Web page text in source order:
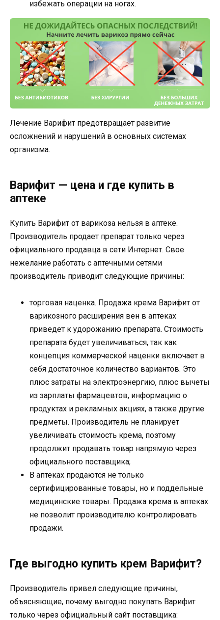
избежать операции на ногах.
Лечение Варифит предотвращает развитие
осложнений и нарушений в основных системах
организма.
Варифит — цена и где купить в
аптеке
Купить Варифит от варикоза нельзя в аптеке.
Производитель продает препарат только через
официального продавца в сети Интернет. Свое
нежелание работать с аптечными сетями
производитель приводит следующие причины:
торговая наценка. Продажа крема Варифит от
варикозного расширения вен в аптеках
приведет к удорожанию препарата. Стоимость
препарата будет увеличиваться, так как
концепция коммерческой наценки включает в
себя достаточное количество вариантов. Это
плюс затраты на электроэнергию, плюс вычеты
из зарплаты фармацевтов, информацию о
продуктах и ​​рекламных акциях, а также другие
предметы. Производитель не планирует
увеличивать стоимость крема, поэтому
продолжит продавать товар напрямую через
официального поставщика;
В аптеках продаются не только
сертифицированные товары, но и поддельные
медицинские товары. Продажа крема в аптеках
не позволит производителю контролировать
продажи.
Где выгодно купить крем Варифит?
Производитель привел следующие причины,
объясняющие, почему выгодно покупать Варифит
только через официальный сайт поставщика: